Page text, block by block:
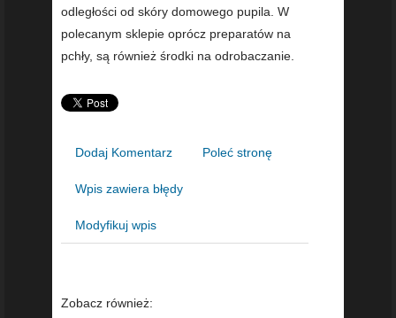
odległości od skóry domowego pupila. W
polecanym sklepie oprócz preparatów na
pchły, są również środki na odrobaczanie.
Dodaj Komentarz Poleć stronę
Wpis zawiera błędy
Modyfikuj wpis
Zobacz również: